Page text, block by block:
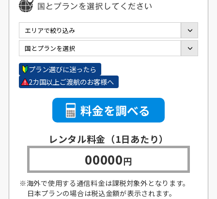
プラン選びに迷ったら
2カ国以上ご渡航のお客様へ
料金を調べる
レンタル料金 （1日あたり）
00000円
※海外で使用する通信料金は課税対象外となります。
日本プランの場合は税込金額が表示されます。